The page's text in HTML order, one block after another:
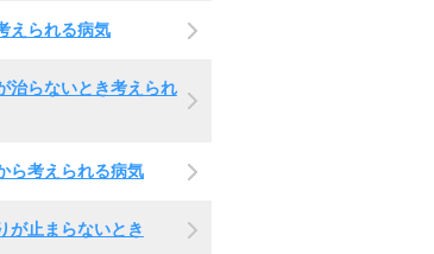
えられる病気
治らないとき考えられ
ら考えられる病気
が止まらないとき